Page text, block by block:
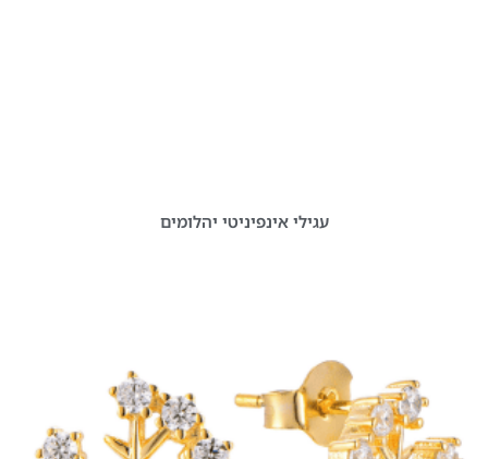
עגילי אינפיניטי יהלומים